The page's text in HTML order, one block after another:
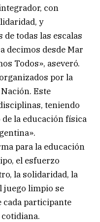
con
y
todas las escalas
decimos desde Mar
Todos», aseveró.
por la
Este
teniendo
la educación física
para la educación
el esfuerzo
la solidaridad, la
juego limpio se
cada participante